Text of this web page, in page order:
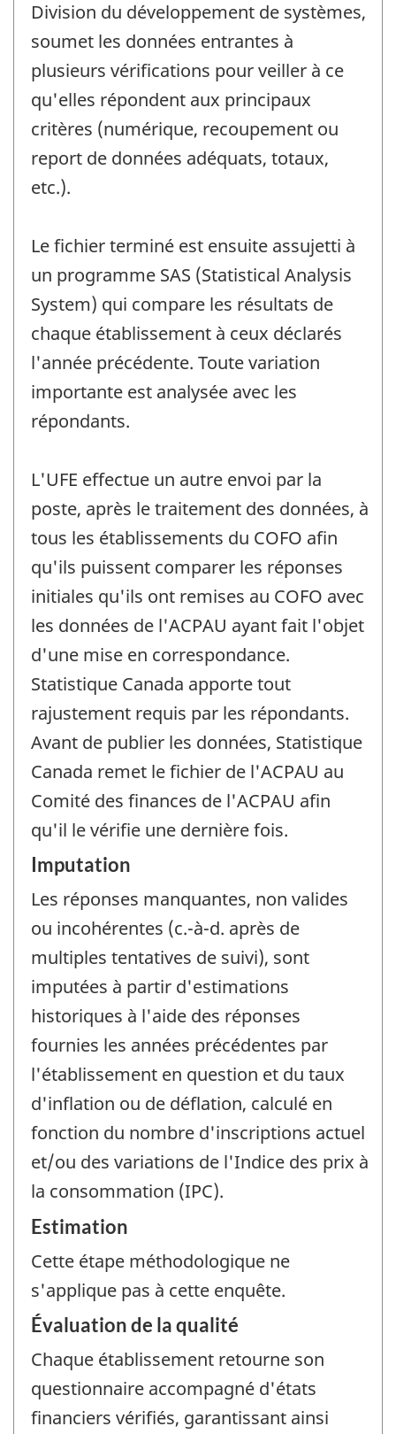
Division du développement de systèmes,
soumet les données entrantes à
plusieurs vérifications pour veiller à ce
qu'elles répondent aux principaux
critères (numérique, recoupement ou
report de données adéquats, totaux,
etc.).
Le fichier terminé est ensuite assujetti à
un programme SAS (Statistical Analysis
System) qui compare les résultats de
chaque établissement à ceux déclarés
l'année précédente. Toute variation
importante est analysée avec les
répondants.
L'UFE effectue un autre envoi par la
poste, après le traitement des données, à
tous les établissements du COFO afin
qu'ils puissent comparer les réponses
initiales qu'ils ont remises au COFO avec
les données de l'ACPAU ayant fait l'objet
d'une mise en correspondance.
Statistique Canada apporte tout
rajustement requis par les répondants.
Avant de publier les données, Statistique
Canada remet le fichier de l'ACPAU au
Comité des finances de l'ACPAU afin
qu'il le vérifie une dernière fois.
Imputation
Les réponses manquantes, non valides
ou incohérentes (c.-à-d. après de
multiples tentatives de suivi), sont
imputées à partir d'estimations
historiques à l'aide des réponses
fournies les années précédentes par
l'établissement en question et du taux
d'inflation ou de déflation, calculé en
fonction du nombre d'inscriptions actuel
et/ou des variations de l'Indice des prix à
la consommation (IPC).
Estimation
Cette étape méthodologique ne
s'applique pas à cette enquête.
Évaluation de la qualité
Chaque établissement retourne son
questionnaire accompagné d'états
financiers vérifiés, garantissant ainsi